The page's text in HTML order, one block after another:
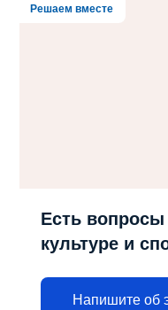
Решаем вместе
Есть
культуре и
Напишите об